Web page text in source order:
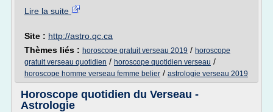
Lire la suite
Site : http://astro.qc.ca
Thèmes liés : horoscope gratuit verseau 2019 / horoscope
gratuit verseau quotidien / horoscope quotidien verseau /
horoscope homme verseau femme belier / astrologie verseau 2019
Horoscope quotidien du Verseau -
Astrologie